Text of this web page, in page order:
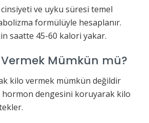
ve uyku süresi temel
formülüyle hesaplanır.
saatte 45-60 kalori yakar.
Mümkün mü?
kilo vermek mümkün değildir
dengesini koruyarak kilo